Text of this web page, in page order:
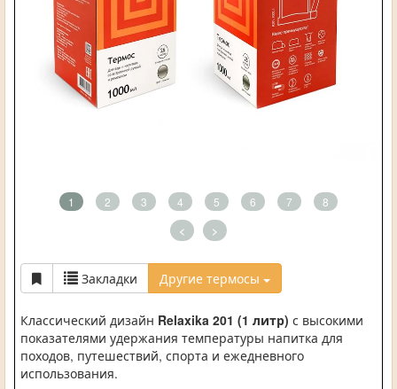
1 2 3 4 5 6 7 8
< >
Закладки Другие термосы
Классический дизайн Relaxika 201 (1 литр) с высокими
показателями удержания температуры напитка для
походов, путешествий, спорта и ежедневного
использования.